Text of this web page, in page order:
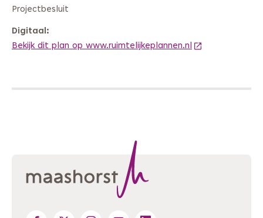
Projectbesluit
Digitaal
Bekijk dit plan op www.ruimtelijkeplannen.nl (Deze link gaat